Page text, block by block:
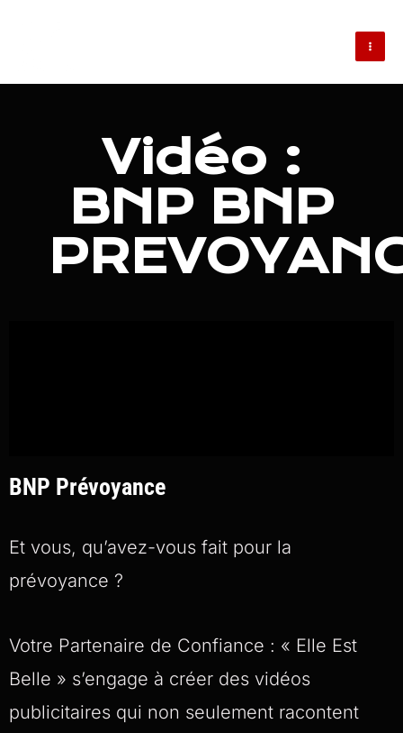
Vidéo :
BNP BNP
BNP Prévoyance
Et vous, qu’avez-vous fait pour la
prévoyance ?
Votre Partenaire de Confiance : « Elle Est
Belle » s’engage à créer des vidéos
publicitaires qui non seulement racontent